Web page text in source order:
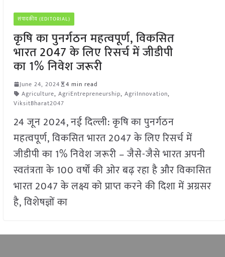
संपादकीय (EDITORIAL)
कृषि का पुनर्गठन महत्वपूर्ण, विकसित
भारत 2047 के लिए रिसर्च में जीडीपी
का 1% निवेश जरूरी
June 24, 2024
4 min read
Agriculture, AgriEntrepreneurship, AgriInnovation,
ViksitBharat2047
24 जून 2024, नई दिल्ली: कृषि का पुनर्गठन
महत्वपूर्ण, विकसित भारत 2047 के लिए रिसर्च में
जीडीपी का 1% निवेश जरूरी – जैसे-जैसे भारत अपनी
स्वतंत्रता के 100 वर्षों की ओर बढ़ रहा है और विकासित
भारत 2047 के लक्ष्य को प्राप्त करने की दिशा में अग्रसर
है, विशेषज्ञों का